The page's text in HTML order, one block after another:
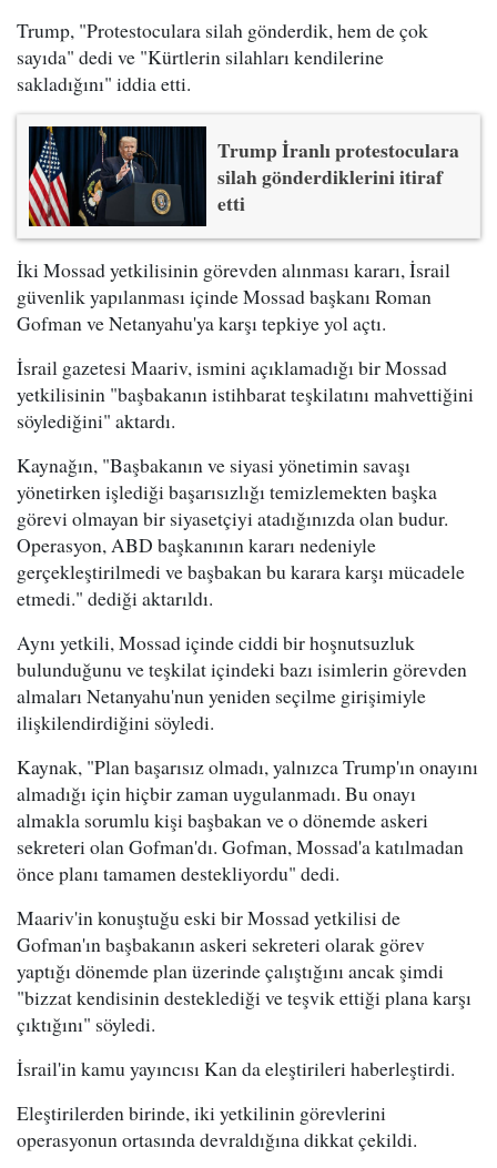
Trump, "Protestoculara silah gönderdik, hem de çok
sayıda" dedi ve "Kürtlerin silahları kendilerine
sakladığını" iddia etti.
Trump İranlı protestoculara
silah gönderdiklerini itiraf
etti
İki Mossad yetkilisinin görevden alınması kararı, İsrail
güvenlik yapılanması içinde Mossad başkanı Roman
Gofman ve Netanyahu'ya karşı tepkiye yol açtı.
İsrail gazetesi Maariv, ismini açıklamadığı bir Mossad
yetkilisinin "başbakanın istihbarat teşkilatını mahvettiğini
söylediğini" aktardı.
Kaynağın, "Başbakanın ve siyasi yönetimin savaşı
yönetirken işlediği başarısızlığı temizlemekten başka
görevi olmayan bir siyasetçiyi atadığınızda olan budur.
Operasyon, ABD başkanının kararı nedeniyle
gerçekleştirilmedi ve başbakan bu karara karşı mücadele
etmedi." dediği aktarıldı.
Aynı yetkili, Mossad içinde ciddi bir hoşnutsuzluk
bulunduğunu ve teşkilat içindeki bazı isimlerin görevden
almaları Netanyahu'nun yeniden seçilme girişimiyle
ilişkilendirdiğini söyledi.
Kaynak, "Plan başarısız olmadı, yalnızca Trump'ın onayını
almadığı için hiçbir zaman uygulanmadı. Bu onayı
almakla sorumlu kişi başbakan ve o dönemde askeri
sekreteri olan Gofman'dı. Gofman, Mossad'a katılmadan
önce planı tamamen destekliyordu" dedi.
Maariv'in konuştuğu eski bir Mossad yetkilisi de
Gofman'ın başbakanın askeri sekreteri olarak görev
yaptığı dönemde plan üzerinde çalıştığını ancak şimdi
"bizzat kendisinin desteklediği ve teşvik ettiği plana karşı
çıktığını" söyledi.
İsrail'in kamu yayıncısı Kan da eleştirileri haberleştirdi.
Eleştirilerden birinde, iki yetkilinin görevlerini
operasyonun ortasında devraldığına dikkat çekildi.